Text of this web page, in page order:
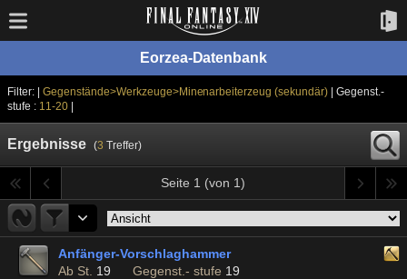
Eorzea-Datenbank
Filter: | Gegenstände>Werkzeuge>Minenarbeiterzeug (sekundär) | Gegenst.-
stufe : 11-20|
Ergebnisse (3 Treffer)
Seite 1 (von 1)
Anfänger-Vorschlaghammer
Ab St. 19 Gegenst.- stufe 19